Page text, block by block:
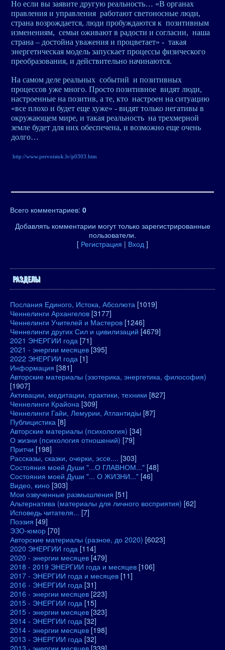
Но если вы заявите другую реальность… «В органах
правления и управления работают светоносные люди,
страна возрождается, люди пробуждаются к позитивным
изменениям, семьи оживают в радости и согласии, наша
страна – достойна уважения и процветает» - такая
энергетическая модель запускает процессы физического
преобразования, и действительно начинаются.
На самом деле реальных событий и позитивных
процессов уже много. Просто позитивное видят люди,
настроенные на позитив, а те, кто настроен на ситуацию
«все плохо и будет еще хуже» - видят только негативы в
окружающем мире, и такая реальность на трехмерной
земле будет для них обеспечена, и возможно еще очень
долго…
http://www.pervoistok.lv/p0303.htm
Всего комментариев: 0
Добавлять комментарии могут только зарегистрированные
пользователи.
[ Регистрация | Вход ]
РАЗДЕЛЫ
Послания Единого, Истока, Абсолюта [1019]
Ченнелинги Архангелов [3177]
Ченнелинги Учителей и Мастеров [1246]
Ченнелинги других Сил и цивилизаций [4679]
2021 ЭНЕРГИИ года [71]
2021 - энергии месяцев [395]
2022 ЭНЕРГИИ года [1]
Информация [381]
Авторские материалы (эзотерика, энергетика, философия)
[1907]
Активации, медитации, практики, техники [827]
Ченнелинги Крайона [309]
Ченнелинги Гайи, Лемурии, Атлантидіы [87]
Публицистика [8]
Авторские материалы (психология) [34]
О жизни (психология отношений) [79]
Притчи [198]
Рассказы, сказки, очерки, эссе.... [303]
Состояния моей Души "...О ГЛАВНОМ..." [48]
Состояния моей Души "... О ЖИЗНИ..." [46]
Видео, кино [303]
Мои озвученные размышления [51]
Альтернатива (материалы для личного восприятия) [62]
Исповедь читателя... [7]
Поэзия [49]
ЭЗО-юмор [70]
Авторские материалы (разное, до 2020) [6023]
2020 ЭНЕРГИИ года [114]
2020 - энергии месяцев [479]
2018 - 2019 ЭНЕРГИИ года и месяцев [106]
2017 - ЭНЕРГИИ года и месяцев [11]
2016 - ЭНЕРГИИ года [31]
2016 - энергии месяцев [223]
2015 - ЭНЕРГИИ года [15]
2015 - энергии месяцев [323]
2014 - ЭНЕРГИИ года [32]
2014 - энергии месяцев [198]
2013 - ЭНЕРГИИ года [32]
2013 - энергии месяцев [339]